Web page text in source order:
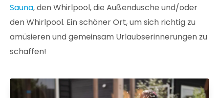
Sauna, den Whirlpool, die Außendusche und/oder
den Whirlpool. Ein schöner Ort, um sich richtig zu
amüsieren und gemeinsam Urlaubserinnerungen zu
schaffen!